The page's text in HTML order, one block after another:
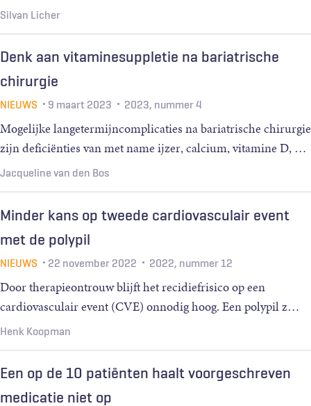
Silvan Licher
Denk aan vitaminesuppletie na bariatrische
chirurgie
NIEUWS 9 maart 2023 2023, nummer 4
Mogelijke langetermijncomplicaties na bariatrische chirurgie
zijn deficiënties van met name ijzer, calcium, vitamine D, …
Jacqueline van den Bos
Minder kans op tweede cardiovasculair event
met de polypil
NIEUWS 22 november 2022 2022, nummer 12
Door therapieontrouw blijft het recidiefrisico op een
cardiovasculair event (CVE) onnodig hoog. Een polypil z…
Henk Koopman
Een op de 10 patiënten haalt voorgeschreven
medicatie niet op